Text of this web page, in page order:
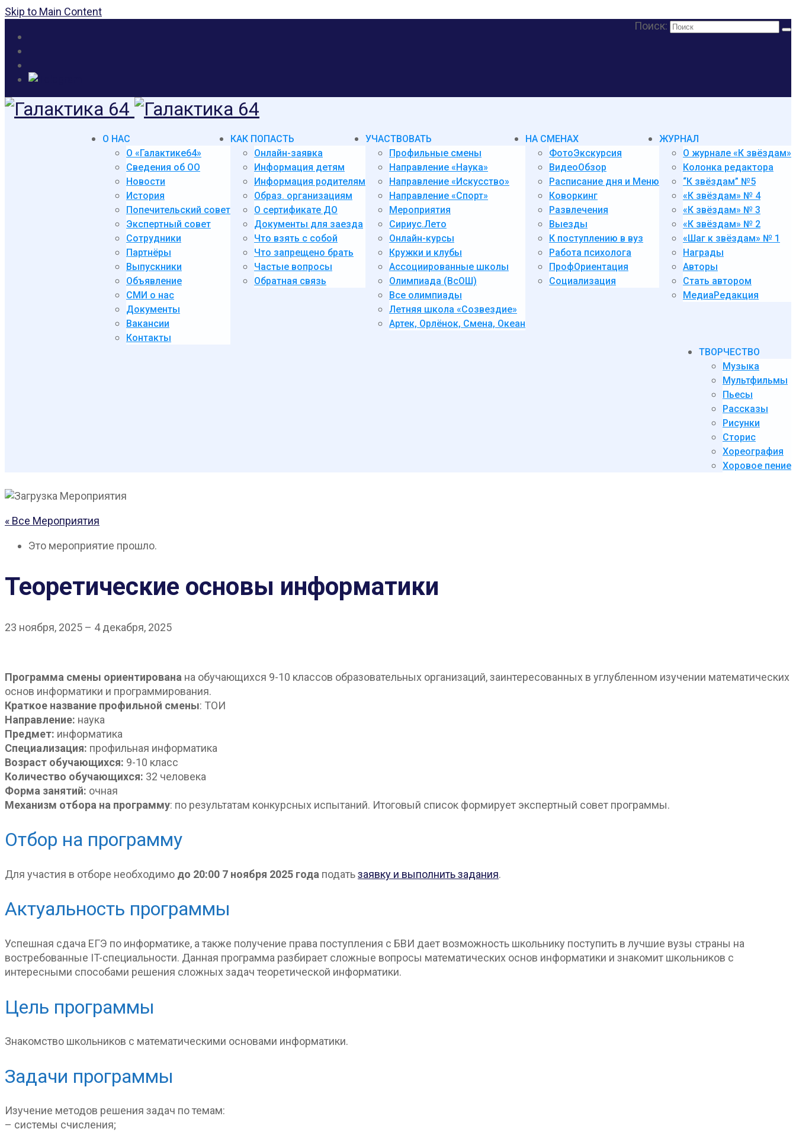
Skip to Main Content
Поиск:
О НАС
О «Галактике64»
Сведения об ОО
Новости
История
Попечительский совет
Экспертный совет
Сотрудники
Партнёры
Выпускники
Объявление
СМИ о нас
Документы
Вакансии
Контакты
КАК ПОПАСТЬ
Онлайн-заявка
Информация детям
Информация родителям
Образ. организациям
О сертификате ДО
Документы для заезда
Что взять с собой
Что запрещено брать
Частые вопросы
Обратная связь
УЧАСТВОВАТЬ
Профильные смены
Направление «Наука»
Направление «Искусство»
Направление «Спорт»
Мероприятия
Сириус.Лето
Онлайн-курсы
Кружки и клубы
Ассоциированные школы
Олимпиада (ВсОШ)
Все олимпиады
Летняя школа «Созвездие»
Артек, Орлёнок, Смена, Океан
НА СМЕНАХ
ФотоЭкскурсия
ВидеоОбзор
Расписание дня и Меню
Коворкинг
Развлечения
Выезды
К поступлению в вуз
Работа психолога
ПрофОриентация
Социализация
ЖУРНАЛ
О журнале «К звёздам»
Колонка редактора
“К звёздам” №5
«К звёздам» № 4
«К звёздам» № 3
«К звёздам» № 2
«Шаг к звёздам» № 1
Награды
Авторы
Стать автором
МедиаРедакция
ТВОРЧЕСТВО
Музыка
Мультфильмы
Пьесы
Рассказы
Рисунки
Сторис
Хореография
Хоровое пение
« Все Мероприятия
Это мероприятие прошло.
Теоретические основы информатики
23 ноября, 2025 – 4 декабря, 2025
Программа смены ориентирована на обучающихся 9-10 классов образовательных организаций, заинтересованных в углубленном изучении математических
основ информатики и программирования.
Краткое название профильной смены: ТОИ
Направление: наука
Предмет: информатика
Специализация: профильная информатика
Возраст обучающихся: 9-10 класс
Количество обучающихся: 32 человека
Форма занятий: очная
Механизм отбора на программу: по результатам конкурсных испытаний. Итоговый список формирует экспертный совет программы.
Отбор на программу
Для участия в отборе необходимо до 20:00 7 ноября 2025 года податьзаявку и выполнить задания.
Актуальность программы
Успешная сдача ЕГЭ по информатике, а также получение права поступления с БВИ дает возможность школьнику поступить в лучшие вузы страны на
востребованные IT-специальности. Данная программа разбирает сложные вопросы математических основ информатики и знакомит школьников с
интересными способами решения сложных задач теоретической информатики.
Цель программы
Знакомство школьников с математическими основами информатики.
Задачи программы
Изучение методов решения задач по темам:
– системы счисления;